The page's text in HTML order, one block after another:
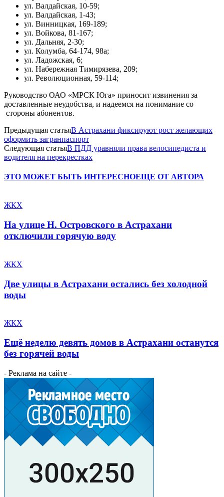
ул. Валдайская, 10-59;
ул. Валдайская, 1-43;
ул. Винницкая, 169-189;
ул. Войкова, 81-167;
ул. Дальняя, 2-30;
ул. Колумба, 64-174, 98а;
ул. Ладожская, 6;
ул. Набережная Тимирязева, 209;
ул. Революционная, 59-114;
Руководство ОАО «МРСК Юга» приносит извинения за
доставленные неудобства, и надеемся на понимание со
стороны абонентов.
Предыдущая статьяВ Астрахани фиксируют рост желающих
оформить загранпаспорт
Следующая статьяВ ПДД уравняли права велосипедиста и
водителя на перекрестках
ЭТО МОЖЕТ БЫТЬ ИНТЕРЕСНОЕЩЕ ОТ АВТОРА
ЖКХ
На улице Н. Островского в Астрахани
отключили горячую воду
ЖКХ
Две улицы в Астрахани остались без холодной
воды
ЖКХ
Ещё неделю девять домов в Астрахани останутся
без горячей воды
- Реклама на сайте -